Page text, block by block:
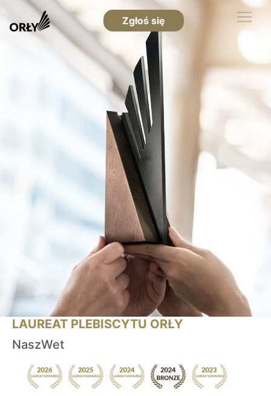
Zgłoś się
LAUREAT PLEBISCYTU ORŁY
NaszWet